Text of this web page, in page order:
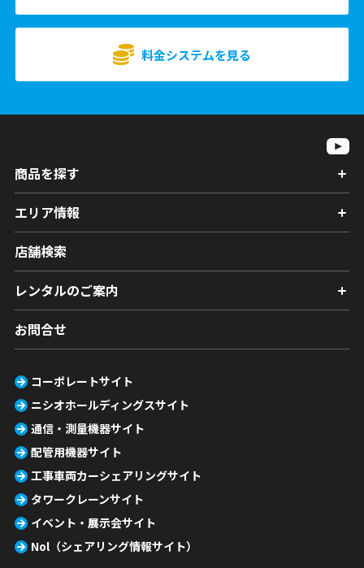
料金システムを見る
商品を探す
エリア情報
店舗検索
レンタルのご案内
お問合せ
コーポレートサイト
ニシオホールディングスサイト
通信・測量機器サイト
配管用機器サイト
工事車両カーシェアリングサイト
タワークレーンサイト
イベント・展示会サイト
Nol（シェアリング情報サイト）